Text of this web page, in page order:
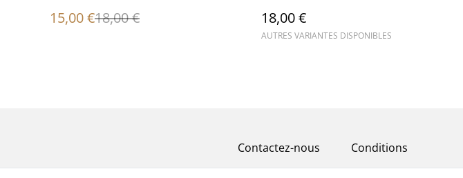
15,00 €18,00 €
18,00 €
AUTRES VARIANTES DISPONIBLES
Contactez-nous Conditions